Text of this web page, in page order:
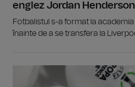
englez Jordan
Fotbalistul s-a format la academia
înainte de a se transfera la